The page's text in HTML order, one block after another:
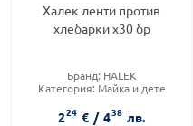
Халек ленти против
хлебарки x30 бр
Бранд: HALEK
Категория: Майка и дете
224 € / 438 лв.